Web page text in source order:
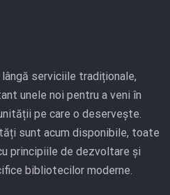
serviciile tradiționale,
unele noi pentru a veni în
pe care o deservește.
sunt acum disponibile, toate
principiile de dezvoltare și
bibliotecilor moderne.